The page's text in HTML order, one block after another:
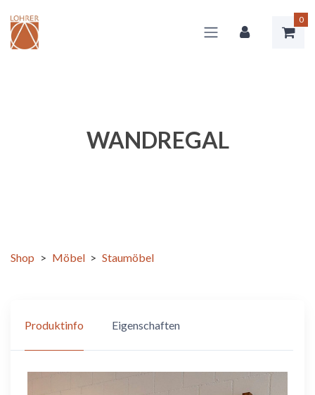
0
WANDREGAL
Shop > Möbel > Staumöbel
Produktinfo Eigenschaften